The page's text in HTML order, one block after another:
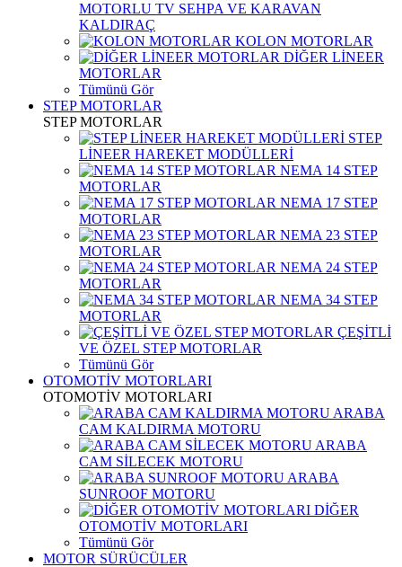
MOTORLU TV SEHPA VE KARAVAN
KALDIRAÇ
KOLON MOTORLAR
DİĞER LİNEER
MOTORLAR
Tümünü Gör
STEP MOTORLAR
STEP MOTORLAR
STEP
LİNEER HAREKET MODÜLLERİ
NEMA 14 STEP
MOTORLAR
NEMA 17 STEP
MOTORLAR
NEMA 23 STEP
MOTORLAR
NEMA 24 STEP
MOTORLAR
NEMA 34 STEP
MOTORLAR
ÇEŞİTLİ
VE ÖZEL STEP MOTORLAR
Tümünü Gör
OTOMOTİV MOTORLARI
OTOMOTİV MOTORLARI
ARABA
CAM KALDIRMA MOTORU
ARABA
CAM SİLECEK MOTORU
ARABA
SUNROOF MOTORU
DİĞER
OTOMOTİV MOTORLARI
Tümünü Gör
MOTOR SÜRÜCÜLER